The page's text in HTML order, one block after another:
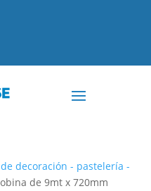
decoración - pastelería -
de 9mt x 720mm